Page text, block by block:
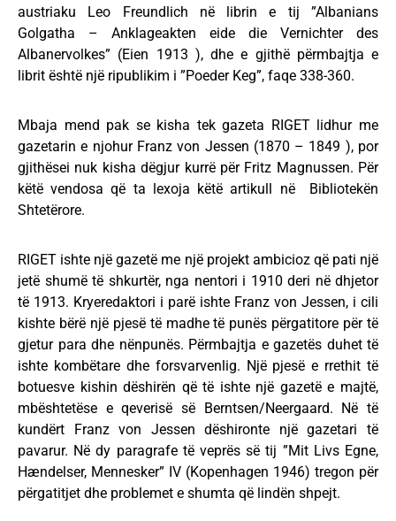
austriaku Leo Freundlich në librin e tij ”Albanians
Golgatha – Anklageakten eide die Vernichter des
Albanervolkes” (Eien 1913 ), dhe e gjithë përmbajtja e
librit është një ripublikim i ”Poeder Keg”, faqe 338-360.
Mbaja mend pak se kisha tek gazeta RIGET lidhur me
gazetarin e njohur Franz von Jessen (1870 – 1849 ), por
gjithësei nuk kisha dëgjur kurrë për Fritz Magnussen. Për
këtë vendosa që ta lexoja këtë artikull në Bibliotekën
Shtetërore.
RIGET ishte një gazetë me një projekt ambicioz që pati një
jetë shumë të shkurtër, nga nentori i 1910 deri në dhjetor
të 1913. Kryeredaktori i parë ishte Franz von Jessen, i cili
kishte bërë një pjesë të madhe të punës përgatitore për të
gjetur para dhe nënpunës. Përmbajtja e gazetës duhet të
ishte kombëtare dhe forsvarvenlig. Një pjesë e rrethit të
botuesve kishin dëshirën që të ishte një gazetë e majtë,
mbështetëse e qeverisë së Berntsen/Neergaard. Në të
kundërt Franz von Jessen dëshironte një gazetari të
pavarur. Në dy paragrafe të veprës së tij ”Mit Livs Egne,
Hændelser, Mennesker” IV (Kopenhagen 1946) tregon për
përgatitjet dhe problemet e shumta që lindën shpejt.